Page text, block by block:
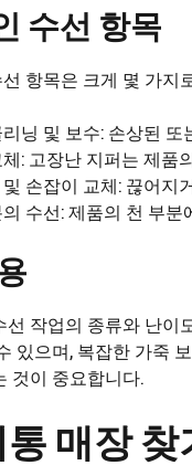
수선 항목
항목은 크게 몇 가지
닝 및 보수: 손상된
: 고장난 지퍼는 제품
손잡이 교체: 끊어지
수선: 제품의 천 부
선 작업의 종류와 난이
있으며, 복잡한 가죽
것이 중요합니다.
매장 찾